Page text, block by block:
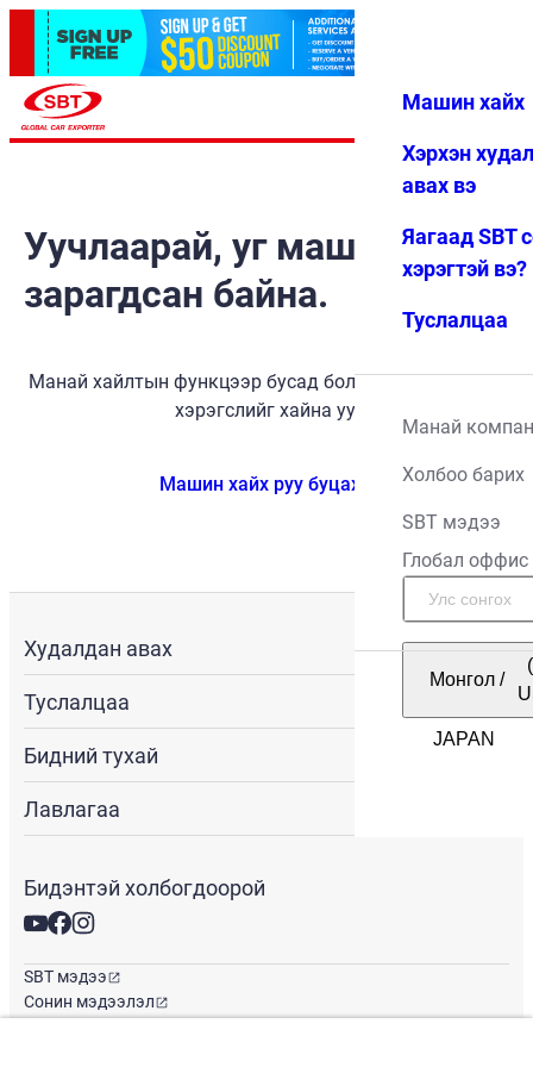
Дуртай Цэс
Машин хайх
Хэрхэн
авах вэ
Яагаад SBT
хэрэгтэй вэ?
Туслалцаа
Манай
Холбоо барих
SBT мэдээ
Глобал оффис
Монгол /
Уучлаарай, уг машин
зарагдсан байна.
Манай хайлтын функцээр бусад боломжит тээврийн
хэрэгслийг хайна уу.
Машин хайх руу буцах
Худалдан авах
Туслалцаа
Бидний тухай
Лавлагаа
Бидэнтэй холбогдоорой
SBT мэдээ
Сонин мэдээлэл